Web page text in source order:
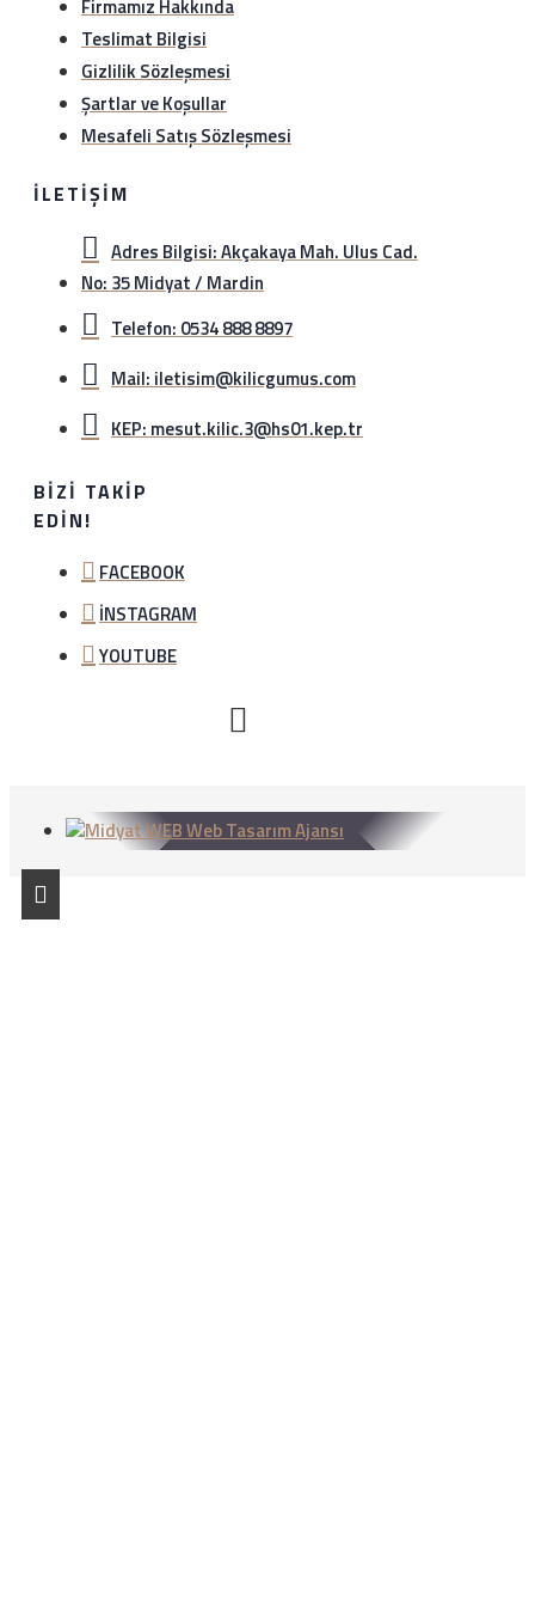
Firmamız Hakkında
Teslimat Bilgisi
Gizlilik Sözleşmesi
Şartlar ve Koşullar
Mesafeli Satış Sözleşmesi
İLETIŞIM
Adres Bilgisi: Akçakaya Mah. Ulus Cad.
No: 35 Midyat / Mardin
Telefon: 0534 888 8897
Mail: iletisim@kilicgumus.com
KEP: mesut.kilic.3@hs01.kep.tr
BIZI TAKIP
EDIN!
FACEBOOK
İNSTAGRAM
YOUTUBE